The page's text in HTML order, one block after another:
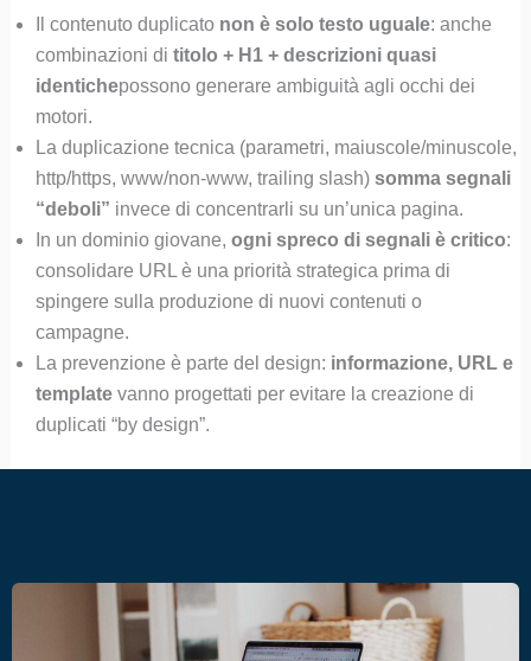
Il contenuto duplicato non è solo testo uguale: anche
combinazioni di titolo + H1 + descrizioni quasi
identichepossono generare ambiguità agli occhi dei
motori.
La duplicazione tecnica (parametri, maiuscole/minuscole,
http/https, www/non-www, trailing slash) somma segnali
“deboli” invece di concentrarli su un’unica pagina.
In un dominio giovane, ogni spreco di segnali è critico:
consolidare URL è una priorità strategica prima di
spingere sulla produzione di nuovi contenuti o
campagne.
La prevenzione è parte del design: informazione, URL e
templatevanno progettati per evitare la creazione di
duplicati “by design”.